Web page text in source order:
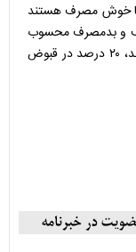
مشترکین ما خوش مصرف هستند
و بدمصرف محسوب
می‌شوند. اگر آنها ۲۰ درصد مصرف خود را کم کنند، ۲۰ درصد در قبوض